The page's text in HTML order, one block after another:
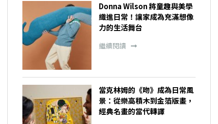
Donna Wilson 將童趣與美學
織進日常！讓家成為充滿想像
力的生活舞台
繼續閱讀
當克林姆的《吻》成為日常風
景：從樂高積木到金箔版畫，
經典名畫的當代轉譯